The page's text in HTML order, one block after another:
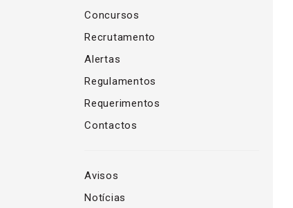
Concursos
Recrutamento
Alertas
Regulamentos
Requerimentos
Contactos
Avisos
Notícias